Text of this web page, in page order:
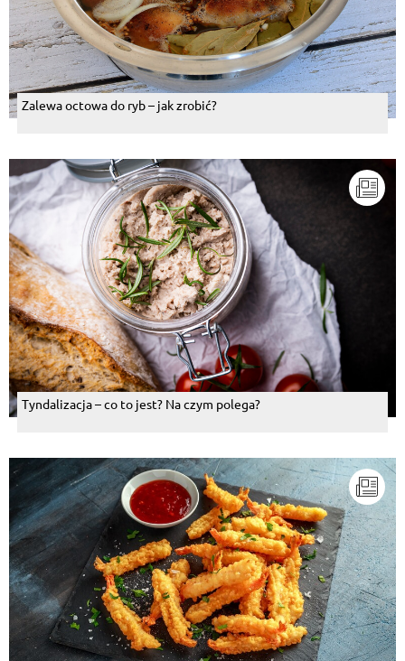
Zalewa octowa do ryb – jak zrobić?
Tyndalizacja – co to jest? Na czym polega?